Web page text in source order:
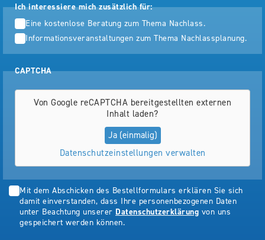
Ich interessiere mich zusätzlich für:
Eine kostenlose Beratung zum Thema Nachlass.
Informationsveranstaltungen zum Thema Nachlassplanung.
CAPTCHA
Von Google reCAPTCHA bereitgestellten externen
Inhalt laden?
Ja (einmalig)
Datenschutzeinstellungen verwalten
Mit dem Abschicken des Bestellformulars erklären Sie sich
damit einverstanden, dass Ihre personenbezogenen Daten
unter Beachtung unserer Datenschutzerklärung von uns
gespeichert werden können.